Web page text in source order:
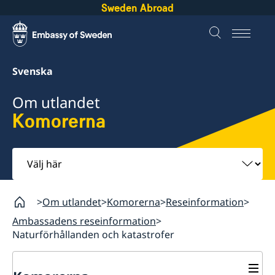
Sweden Abroad
Svenska
Om utlandet
Komorerna
Välj
här
Om utlandet Komorerna Reseinformation
Ambassadens reseinformation
Naturförhållanden och katastrofer